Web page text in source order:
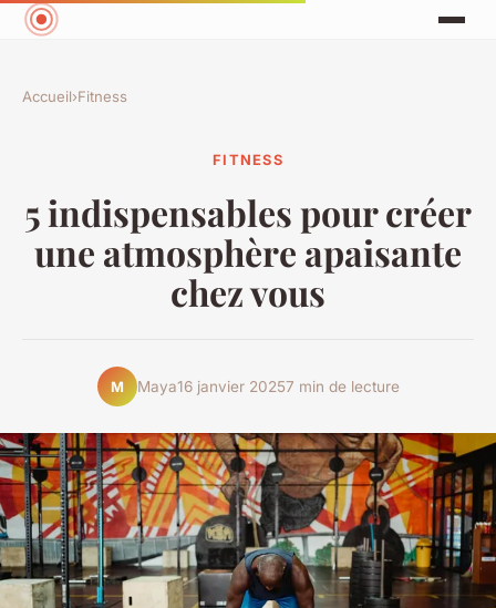
Accueil›Fitness
FITNESS
5 indispensables pour créer
une atmosphère apaisante
chez vous
M Maya16 janvier 20257 min de lecture